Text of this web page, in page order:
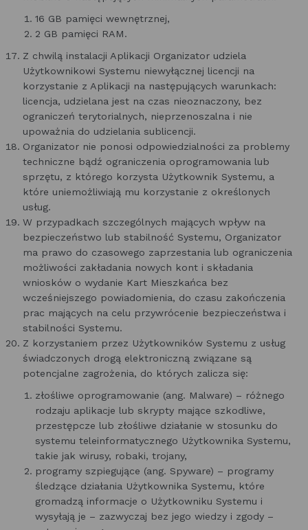
16 GB pamięci wewnętrznej,
2 GB pamięci RAM.
Z chwilą instalacji Aplikacji Organizator udziela
Użytkownikowi Systemu niewyłącznej licencji na
korzystanie z Aplikacji na następujących warunkach:
licencja, udzielana jest na czas nieoznaczony, bez
ograniczeń terytorialnych, nieprzenoszalna i nie
upoważnia do udzielania sublicencji.
Organizator nie ponosi odpowiedzialności za problemy
techniczne bądź ograniczenia oprogramowania lub
sprzętu, z którego korzysta Użytkownik Systemu, a
które uniemożliwiają mu korzystanie z określonych
usług.
W przypadkach szczególnych mających wpływ na
bezpieczeństwo lub stabilność Systemu, Organizator
ma prawo do czasowego zaprzestania lub ograniczenia
możliwości zakładania nowych kont i składania
wniosków o wydanie Kart Mieszkańca bez
wcześniejszego powiadomienia, do czasu zakończenia
prac mających na celu przywrócenie bezpieczeństwa i
stabilności Systemu.
Z korzystaniem przez Użytkowników Systemu z usług
świadczonych drogą elektroniczną związane są
potencjalne zagrożenia, do których zalicza się:
złośliwe oprogramowanie (ang. Malware) – różnego
rodzaju aplikacje lub skrypty mające szkodliwe,
przestępcze lub złośliwe działanie w stosunku do
systemu teleinformatycznego Użytkownika Systemu,
takie jak wirusy, robaki, trojany,
programy szpiegujące (ang. Spyware) – programy
śledzące działania Użytkownika Systemu, które
gromadzą informacje o Użytkowniku Systemu i
wysyłają je – zazwyczaj bez jego wiedzy i zgody –